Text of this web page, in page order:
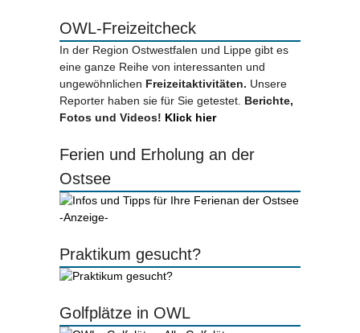
OWL-Freizeitcheck
In der Region Ostwestfalen und Lippe gibt es
eine ganze Reihe von interessanten und
ungewöhnlichen Freizeitaktivitäten. Unsere
Reporter haben sie für Sie getestet. Berichte,
Fotos und Videos! Klick hier
Ferien und Erholung an der
Ostsee
-Anzeige-
Praktikum gesucht?
Golfplätze in OWL